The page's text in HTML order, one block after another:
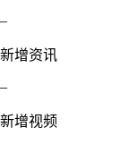
–
新增资讯
–
新增视频